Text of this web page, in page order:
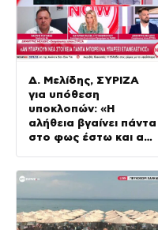
Δ. Μελίδης, ΣΥΡΙΖΑ
για υπόθεση
υποκλοπών: «Η
αλήθεια βγαίνει πάντα
στο φως έστω και αν